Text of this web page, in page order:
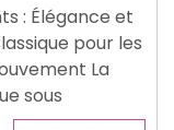
: Élégance et
pour les
La
sous